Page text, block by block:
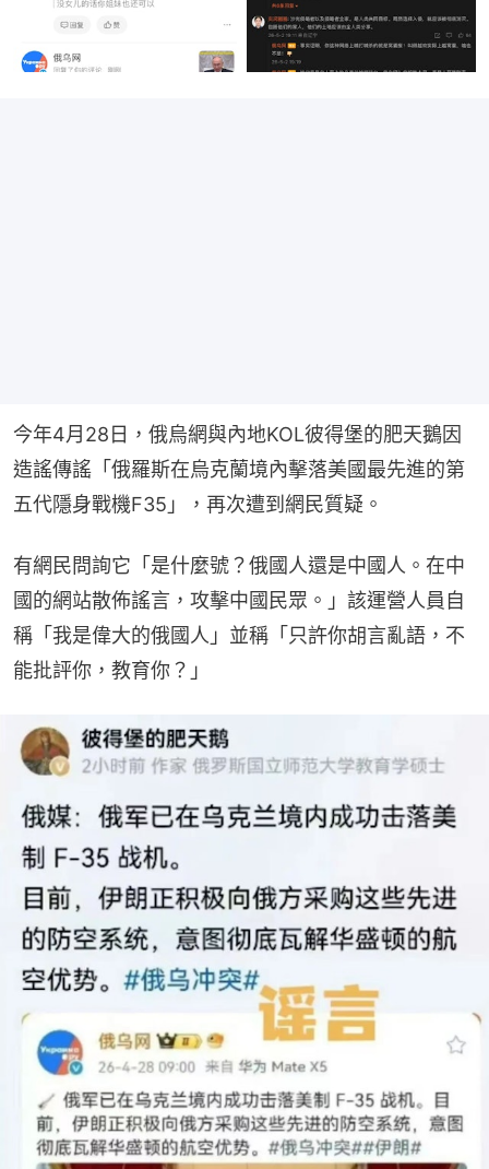
今年4月28日，俄烏網與內地KOL彼得堡的肥天鵝因
造謠傳謠「俄羅斯在烏克蘭境內擊落美國最先進的第
五代隱身戰機F35」，再次遭到網民質疑。
有網民問詢它「是什麼號？俄國人還是中國人。在中
國的網站散佈謠言，攻擊中國民眾。」該運營人員自
稱「我是偉大的俄國人」並稱「只許你胡言亂語，不
能批評你，教育你？」